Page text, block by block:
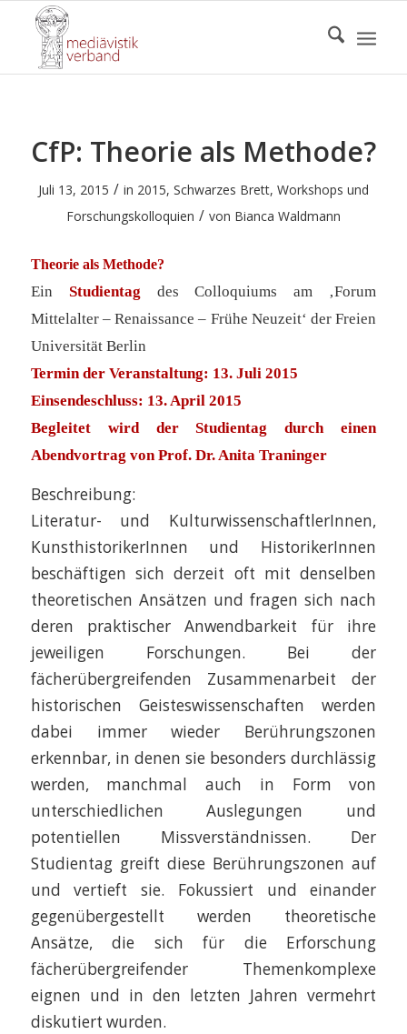
CfP: Theorie als Methode?
Juli 13, 2015 / in 2015, Schwarzes Brett, Workshops und
Forschungskolloquien / von Bianca Waldmann
Theorie als Methode?
Ein Studientag des Colloquiums am ‚Forum
Mittelalter – Renaissance – Frühe Neuzeit‘ der Freien
Universität Berlin
Termin der Veranstaltung: 13. Juli 2015
Einsendeschluss: 13. April 2015
Begleitet wird der Studientag durch einen
Abendvortrag von Prof. Dr. Anita Traninger
Beschreibung:
Literatur- und KulturwissenschaftlerInnen,
KunsthistorikerInnen und HistorikerInnen
beschäftigen sich derzeit oft mit denselben
theoretischen Ansätzen und fragen sich nach
deren praktischer Anwendbarkeit für ihre
jeweiligen Forschungen. Bei der
fächerübergreifenden Zusammenarbeit der
historischen Geisteswissenschaften werden
dabei immer wieder Berührungszonen
erkennbar, in denen sie besonders durchlässig
werden, manchmal auch in Form von
unterschiedlichen Auslegungen und
potentiellen Missverständnissen. Der
Studientag greift diese Berührungszonen auf
und vertieft sie. Fokussiert und einander
gegenübergestellt werden theoretische
Ansätze, die sich für die Erforschung
fächerübergreifender Themenkomplexe
eignen und in den letzten Jahren vermehrt
diskutiert wurden.